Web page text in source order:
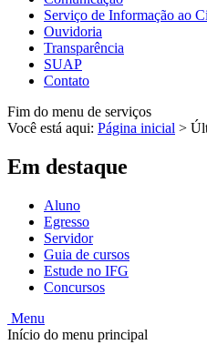
Serviço de Informação ao
Ouvidoria
Transparência
SUAP
Contato
Fim do menu de serviços
Você está aqui: Página inicial >
Em destaque
Aluno
Egresso
Servidor
Guia de cursos
Estude no IFG
Concursos
Menu
Início do menu principal